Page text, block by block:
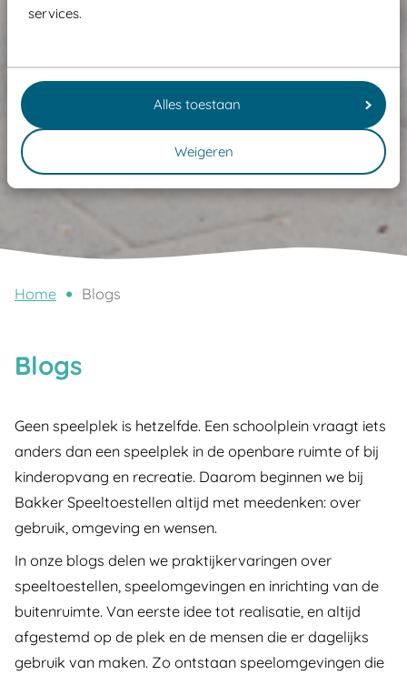
services.
Alles toestaan
Weigeren
Home Blogs
Blogs
Geen speelplek is hetzelfde. Een schoolplein vraagt iets
anders dan een speelplek in de openbare ruimte of bij
kinderopvang en recreatie. Daarom beginnen we bij
Bakker Speeltoestellen altijd met meedenken: over
gebruik, omgeving en wensen.
In onze blogs delen we praktijkervaringen over
speeltoestellen, speelomgevingen en inrichting van de
buitenruimte. Van eerste idee tot realisatie, en altijd
afgestemd op de plek en de mensen die er dagelijks
gebruik van maken. Zo ontstaan speelomgevingen die